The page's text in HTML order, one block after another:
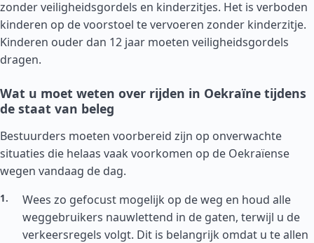
zonder veiligheidsgordels en kinderzitjes. Het is verboden
kinderen op de voorstoel te vervoeren zonder kinderzitje.
Kinderen ouder dan 12 jaar moeten veiligheidsgordels
dragen.
Wat u moet weten over rijden in Oekraïne tijdens
de staat van beleg
Bestuurders moeten voorbereid zijn op onverwachte
situaties die helaas vaak voorkomen op de Oekraïense
wegen vandaag de dag.
Wees zo gefocust mogelijk op de weg en houd alle
weggebruikers nauwlettend in de gaten, terwijl u de
verkeersregels volgt. Dit is belangrijk omdat u te allen